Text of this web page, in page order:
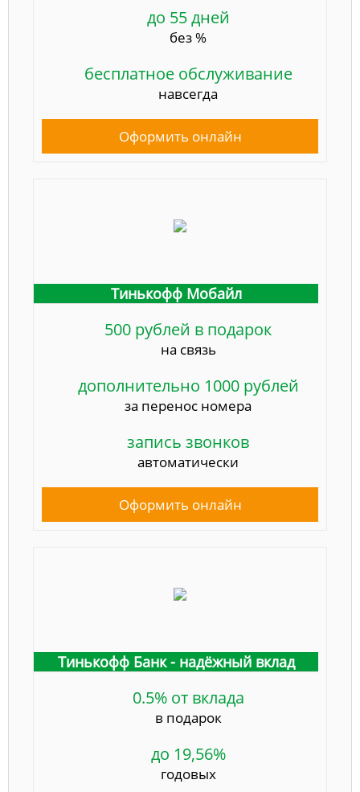
до 55 дней
без %
бесплатное обслуживание
навсегда
Оформить онлайн
Тинькофф Мобайл
500 рублей в подарок
на связь
дополнительно 1000 рублей
за перенос номера
запись звонков
автоматически
Оформить онлайн
Тинькофф Банк - надёжный вклад
0.5% от вклада
в подарок
до 19,56%
годовых